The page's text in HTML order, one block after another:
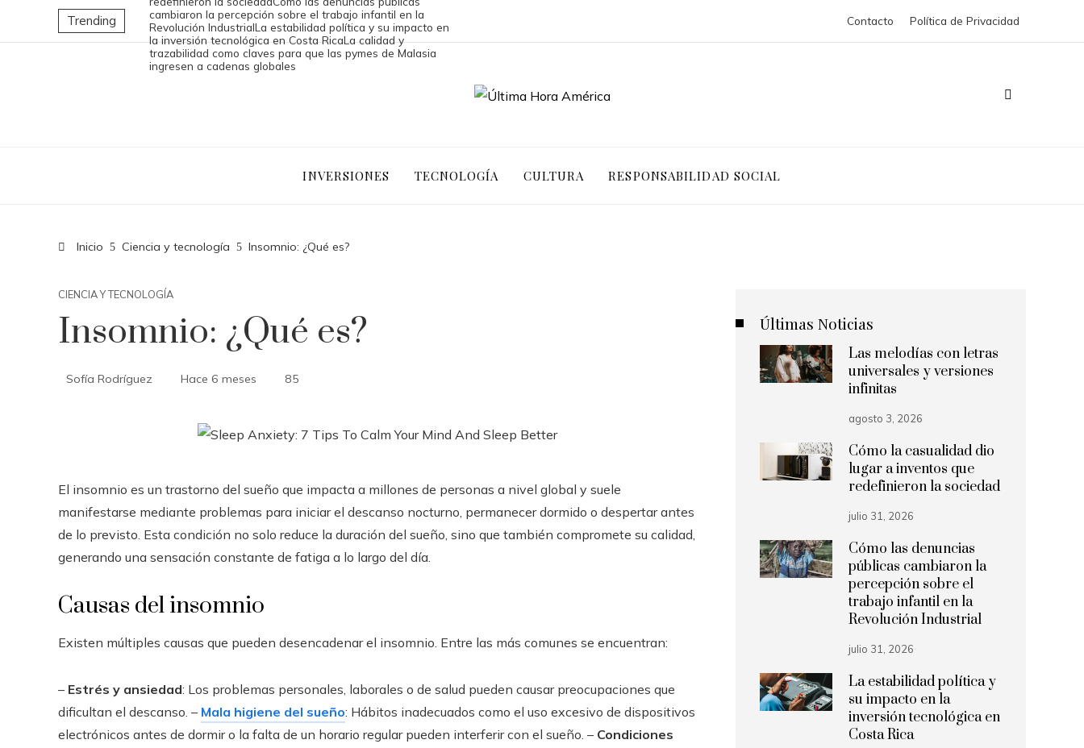
Trending
cambiaron la percepción sobre el trabajo infantil en la
Revolución IndustrialLa estabilidad política y su impacto en
la inversión tecnológica en Costa RicaLa calidad y
trazabilidad como claves para que las pymes de Malasia
ingresen a cadenas globales
Contacto Política de Privacidad
INVERSIONES TECNOLOGÍA CULTURA RESPONSABILIDAD SOCIAL
Inicio Ciencia y tecnología Insomnio: ¿Qué es?
CIENCIA Y TECNOLOGÍA
Insomnio: ¿Qué es?
Sofía Rodríguez Hace 6 meses 85
El insomnio es un trastorno del sueño que impacta a millones de personas a nivel global y suele
manifestarse mediante problemas para iniciar el descanso nocturno, permanecer dormido o despertar antes
de lo previsto. Esta condición no solo reduce la duración del sueño, sino que también compromete su calidad,
generando una sensación constante de fatiga a lo largo del día.
Causas del insomnio
Existen múltiples causas que pueden desencadenar el insomnio. Entre las más comunes se encuentran:
– Estrés y ansiedad: Los problemas personales, laborales o de salud pueden causar preocupaciones que
dificultan el descanso. – Mala higiene del sueño: Hábitos inadecuados como el uso excesivo de dispositivos
electrónicos antes de dormir o la falta de un horario regular pueden interferir con el sueño. – Condiciones
Últimas Noticias
Las melodías con letras
universales y versiones
infinitas
agosto 3, 2026
Cómo la casualidad dio
lugar a inventos que
redefinieron la sociedad
julio 31, 2026
Cómo las denuncias
públicas cambiaron la
percepción sobre el
trabajo infantil en la
Revolución Industrial
julio 31, 2026
La estabilidad política y
su impacto en la
inversión tecnológica en
Costa Rica